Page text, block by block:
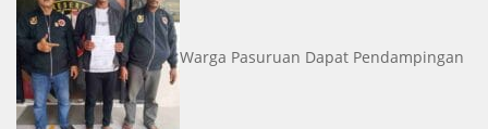
Warga Pasuruan Dapat Pendampingan